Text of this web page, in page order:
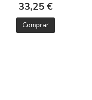
33,25 €
Comprar